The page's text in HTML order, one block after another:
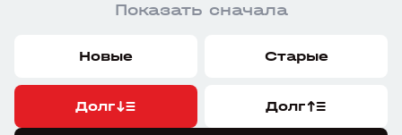
Показать сначала
Новые Старые
Долг Долг